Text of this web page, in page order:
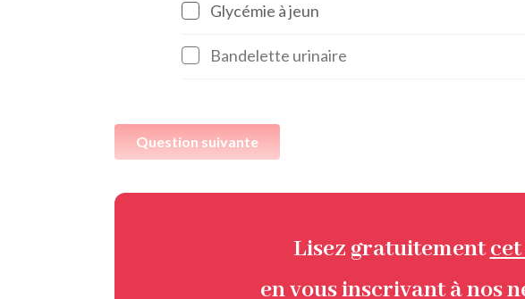
Glycémie à jeun
Bandelette urinaire
Question suivante
Lisez gratuitement
en vous inscrivant à nos